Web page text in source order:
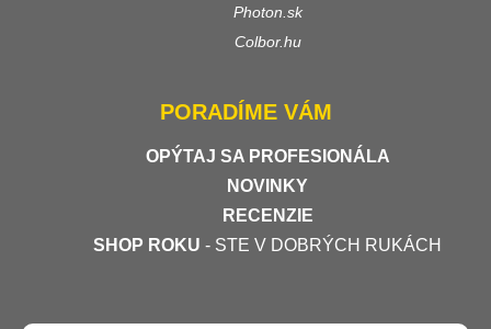
Photon.sk
Colbor.hu
PORADÍME VÁM
OPÝTAJ SA PROFESIONÁLA
NOVINKY
RECENZIE
SHOP ROKU - STE V DOBRÝCH RUKÁCH